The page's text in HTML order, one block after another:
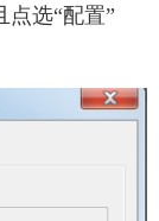
选“配置”